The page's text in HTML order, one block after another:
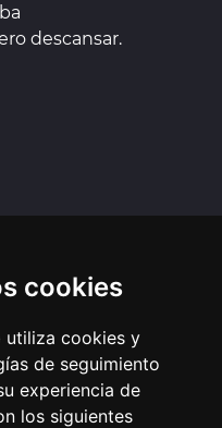
cookies
utiliza cookies y
de seguimiento
experiencia de
los siguientes
descansar.
MÓVIL